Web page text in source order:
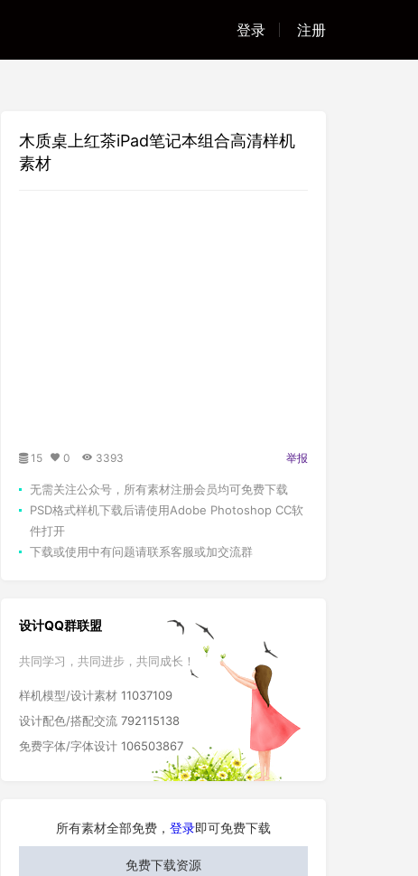
登录 注册
木质桌上红茶iPad笔记本组合高清样机
素材
15 0 3393 举报
无需关注公众号，所有素材注册会员均可免费下载
PSD格式样机下载后请使用Adobe Photoshop CC软
件打开
下载或使用中有问题请联系客服或加交流群
设计QQ群联盟
共同学习，共同进步，共同成长！
样机模型/设计素材 11037109
设计配色/搭配交流 792115138
免费字体/字体设计 106503867
所有素材全部免费， 登录即可免费下载
免费下载资源